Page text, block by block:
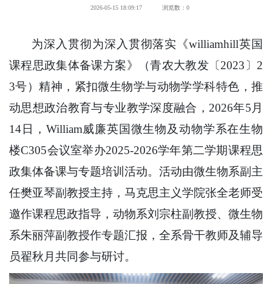
2026-05-15 18:09:17 浏览数： 0
为深入贯彻为深入贯彻落实《williamhill英国
课程思政集体备课方案》（青农大教发〔2023〕2
3号）精神，紧扣微生物学与动物学学科特色，推
动思想政治教育与专业教学深度融合，2026年5月
14日，William威廉英国微生物及动物学系在生物
楼C305会议室举办2025-2026学年第二学期课程思
政集体备课与专题培训活动。活动由微生物系副主
任樊亚琴副教授主持，马克思主义学院张全老师受
邀作课程思政指导，动物系刘宗柱副教授、微生物
系朱丽萍副教授作专题汇报，全系骨干教师及辅导
员翟秋月共同参与研讨。